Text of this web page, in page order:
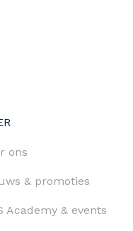
ons
& promoties
Academy & events